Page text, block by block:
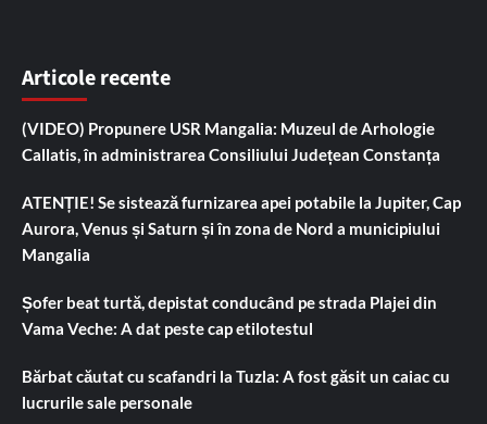
Articole recente
(VIDEO) Propunere USR Mangalia: Muzeul de Arhologie
Callatis, în administrarea Consiliului Județean Constanța
ATENȚIE! Se sistează furnizarea apei potabile la Jupiter, Cap
Aurora, Venus și Saturn și în zona de Nord a municipiului
Mangalia
Șofer beat turtă, depistat conducând pe strada Plajei din
Vama Veche: A dat peste cap etilotestul
Bărbat căutat cu scafandri la Tuzla: A fost găsit un caiac cu
lucrurile sale personale